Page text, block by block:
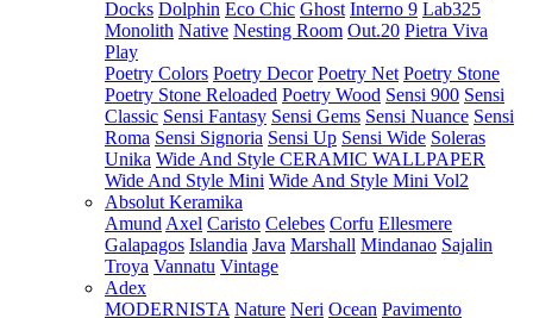
Docks Dolphin Eco Chic Ghost Interno 9 Lab325
Monolith Native Nesting Room Out.20 Pietra Viva
Play
Poetry Colors Poetry Decor Poetry Net Poetry Stone
Poetry Stone Reloaded Poetry Wood Sensi 900 Sensi
Classic Sensi Fantasy Sensi Gems Sensi Nuance Sensi
Roma Sensi Signoria Sensi Up Sensi Wide Soleras
Unika Wide And Style CERAMIC WALLPAPER
Wide And Style Mini Wide And Style Mini Vol2
Absolut Keramika
Amund Axel Caristo Celebes Corfu Ellesmere
Galapagos Islandia Java Marshall Mindanao Sajalin
Troya Vannatu Vintage
Adex
MODERNISTA Nature Neri Ocean Pavimento